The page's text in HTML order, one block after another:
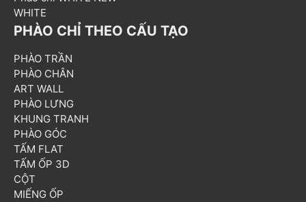
WHITE
PHÀO CHỈ THEO CẤU TẠO
PHÀO TRẦN
PHÀO CHÂN
ART WALL
PHÀO LƯNG
KHUNG TRANH
PHÀO GÓC
TẤM FLAT
TẤM ỐP 3D
CỘT
MIẾNG ỐP